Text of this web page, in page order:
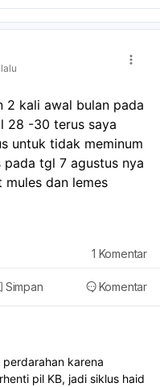
2 kali awal bulan pada
28 -30 terus saya
untuk tidak meminum
tgl 7 agustus nya
dan lemes
Simpan Komentar
1 Komentar
karena
pil KB, jadi siklus haid